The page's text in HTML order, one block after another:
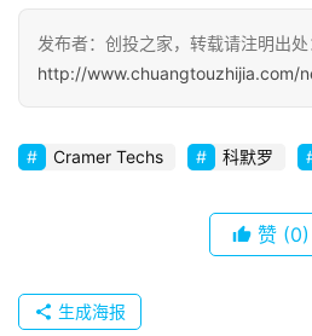
创
企
业
品
牌
并
购
注
投稿
发布者：创投之家，转载请注明出处
http://www.chuangtouzhijia.com/
Cramer Techs 科默罗
赞 (0)
生成海报